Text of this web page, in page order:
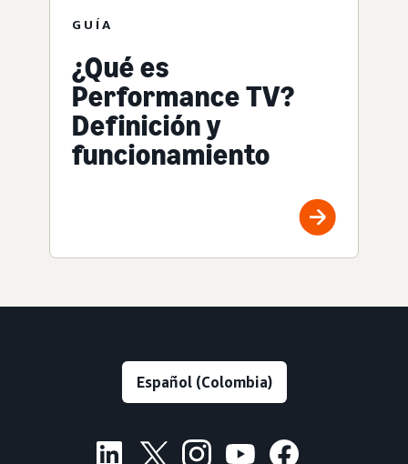
GUÍA
¿Qué es
Performance TV?
Definición y
funcionamiento